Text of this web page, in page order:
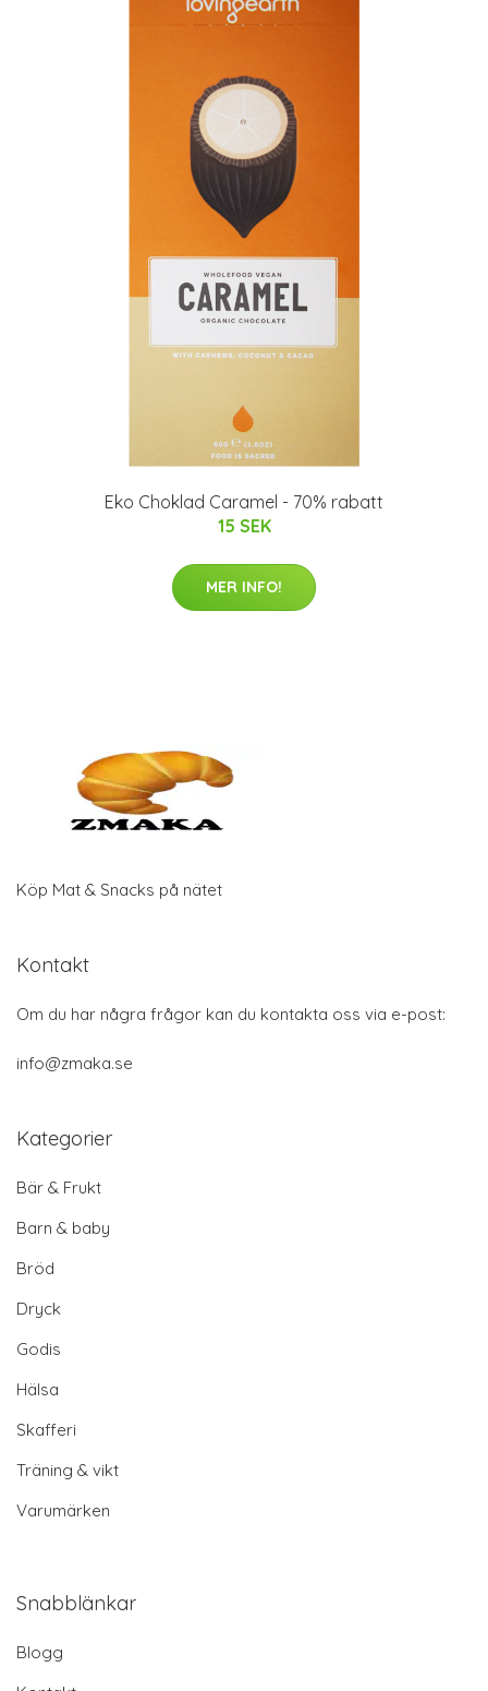
Eko Choklad Caramel - 70% rabatt
15 SEK
MER INFO!
Köp Mat & Snacks på nätet
Kontakt
Om du har några frågor kan du kontakta oss via e-post:
info@zmaka.se
Kategorier
Bär & Frukt
Barn & baby
Bröd
Dryck
Godis
Hälsa
Skafferi
Träning & vikt
Varumärken
Snabblänkar
Blogg